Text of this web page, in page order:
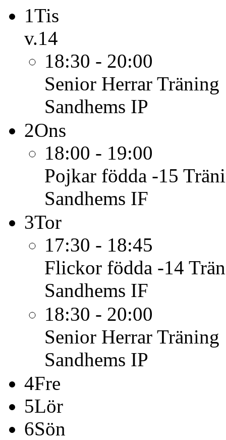
1Tis
v.14
18:30 - 20:00
Senior Herrar Träning
Sandhems IP
2Ons
18:00 - 19:00
Pojkar födda -15
Sandhems IF
3Tor
17:30 - 18:45
Flickor födda -14
Sandhems IF
18:30 - 20:00
Senior Herrar Träning
Sandhems IP
4Fre
5Lör
6Sön